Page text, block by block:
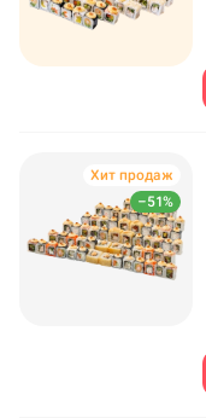
–51%
Хит продаж